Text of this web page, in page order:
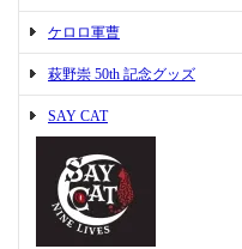
ケロロ軍曹
萩野崇 50th 記念グッズ
SAY CAT